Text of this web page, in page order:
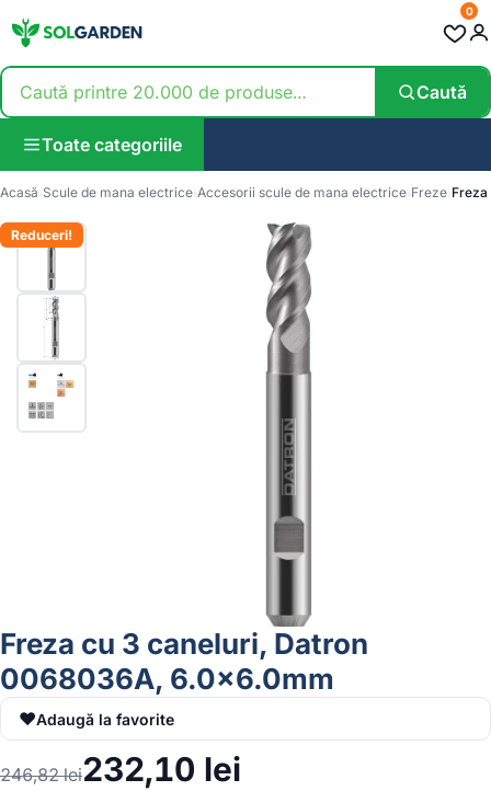
Caută
0
Toate categoriile
Acasă Scule de mana electrice Accesorii scule de mana electrice Freze
Reduceri!
🔍
Freza cu 3 caneluri, Datron
0068036A, 6.0×6.0mm
♥Adaugă la favorite
246,82lei232,10 lei